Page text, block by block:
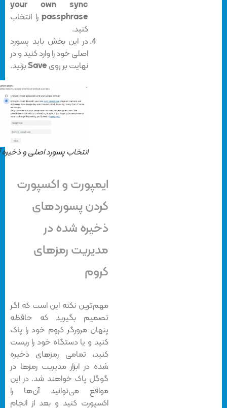
your own sync
passphraseرا انتخاب
کنید.
در این بخش باید پسورد
اصلی خود را وارد کنید و در
نهایت بر روی Saveبزنید.
انتخاب پسورد اصلی و ذخیره آن
ایمپورت و اکسپورت
کردن پسوردهای
ذخیره شده در
مدیریت رمزهای
کروم
مهم‌ترین نکته این است که اگر
تصمیم بگیرید که حافظه
پنهان مرورگر کروم خود را پاک
کنید و یا دستگاه‌ خود را ریست
کنید، تمامی رمزهای ذخیره
شده در ابزار مدیریت رمزها در
گوگل پاک خواهند شد. در این
مواقع می‌توانید آن‌ها را
اکسپورت کنید و بعد از انجام